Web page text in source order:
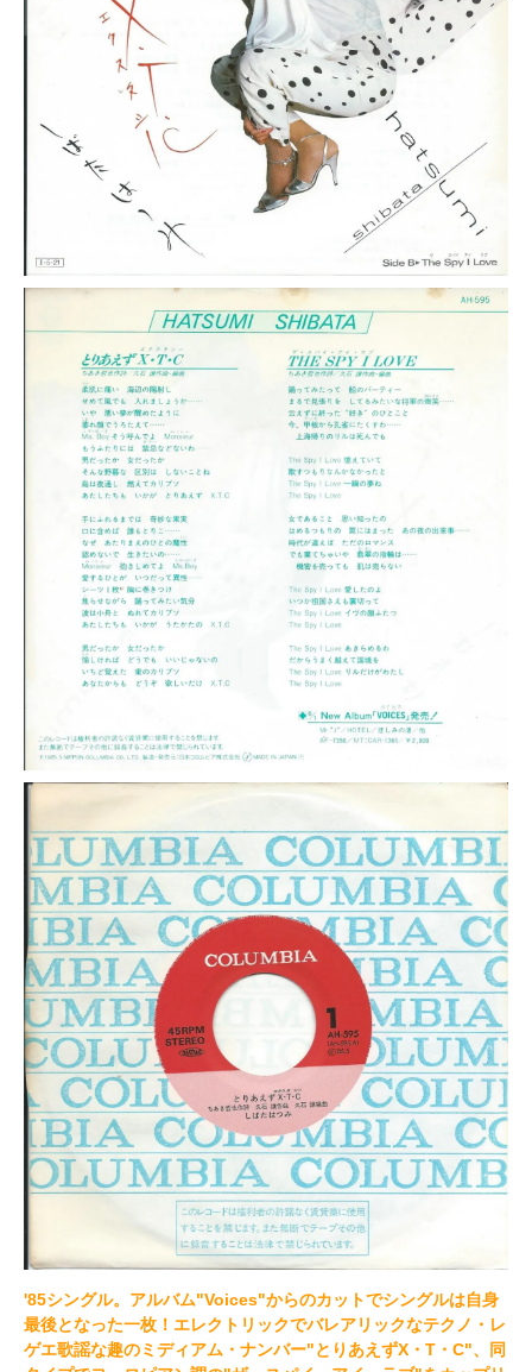
'85シングル。アルバム"Voices"からのカットでシングルは自身
最後となった一枚！エレクトリックでバレアリックなテクノ・レ
ゲエ歌謡な趣のミディアム・ナンバー"とりあえずX・T・C"、同